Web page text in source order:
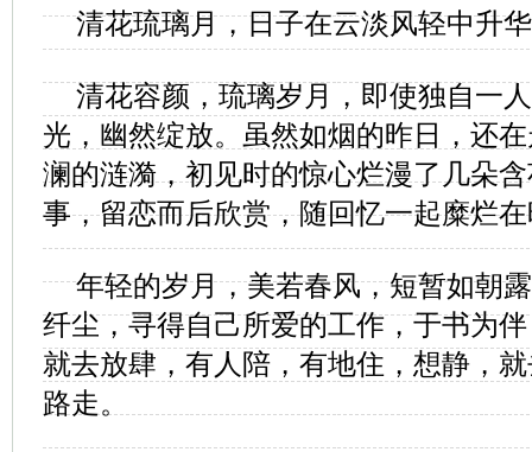
清花琉璃月，日子在云淡风轻中升
清花容颜，琉璃岁月，即使独自一
光，幽然绽放。虽然如烟的昨日，还
澜的涟漪，初见时的惊心烂漫了几朵
事，留恋而后欣赏，随回忆一起糜烂
年轻的岁月，美若春风，短暂如朝
纤尘，寻得自己所爱的工作，于书为
就去放肆，有人陪，有地住，想静，
路走。